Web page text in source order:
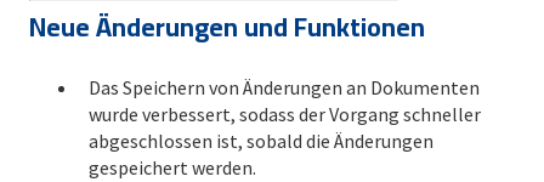
Neue Änderungen und Funktionen
Das Speichern von Änderungen an Dokumenten
wurde verbessert, sodass der Vorgang schneller
abgeschlossen ist, sobald die Änderungen
gespeichert werden.